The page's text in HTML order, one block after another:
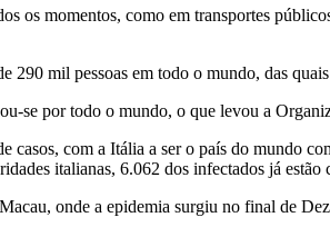
os momentos, como em transportes
mil pessoas em todo o mundo, das
se por todo o mundo, o que levou a
casos, com a Itália a ser o país do mundo
italianas, 6.062 dos infectados já estão
onde a epidemia surgiu no final de